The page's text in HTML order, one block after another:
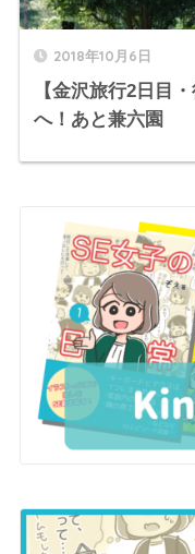
2018年10月6日
【金沢旅行2日目
へ！あと兼六園